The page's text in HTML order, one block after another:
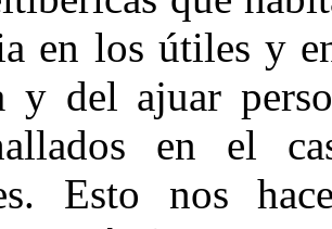
en los útiles y
y del ajuar
en el
Esto nos